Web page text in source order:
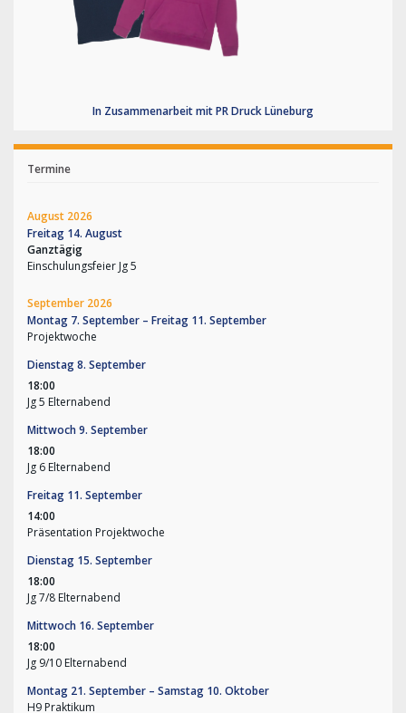
In Zusammenarbeit mit PR Druck Lüneburg
Termine
August 2026
Freitag 14. August
Ganztägig
Einschulungsfeier Jg 5
September 2026
Montag 7. September – Freitag 11. September
Projektwoche
Dienstag8. September
18:00
Jg 5 Elternabend
Mittwoch9. September
18:00
Jg 6 Elternabend
Freitag 11. September
14:00
Präsentation Projektwoche
Dienstag 15. September
18:00
Jg 7/8 Elternabend
Mittwoch 16. September
18:00
Jg 9/10 Elternabend
Montag 21. September – Samstag 10. Oktober
H9 Praktikum